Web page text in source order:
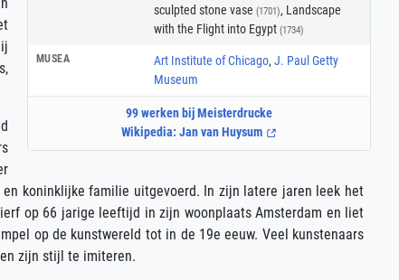
sculpted stone vase (1701), Landscape
with the Flight into Egypt (1734)
MUSEA Art Institute of Chicago, J. Paul Getty
Museum
99 werken bij Meisterdrucke
Wikipedia: Jan van Huysum
koninklijke familie uitgevoerd. In zijn latere jaren leek het
op 66 jarige leeftijd in zijn woonplaats Amsterdam en liet
op de kunstwereld tot in de 19e eeuw. Veel kunstenaars
zijn stijl te imiteren.